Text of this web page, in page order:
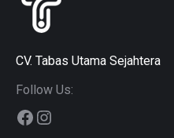
CV. Tabas Utama Sejahtera
Follow Us: